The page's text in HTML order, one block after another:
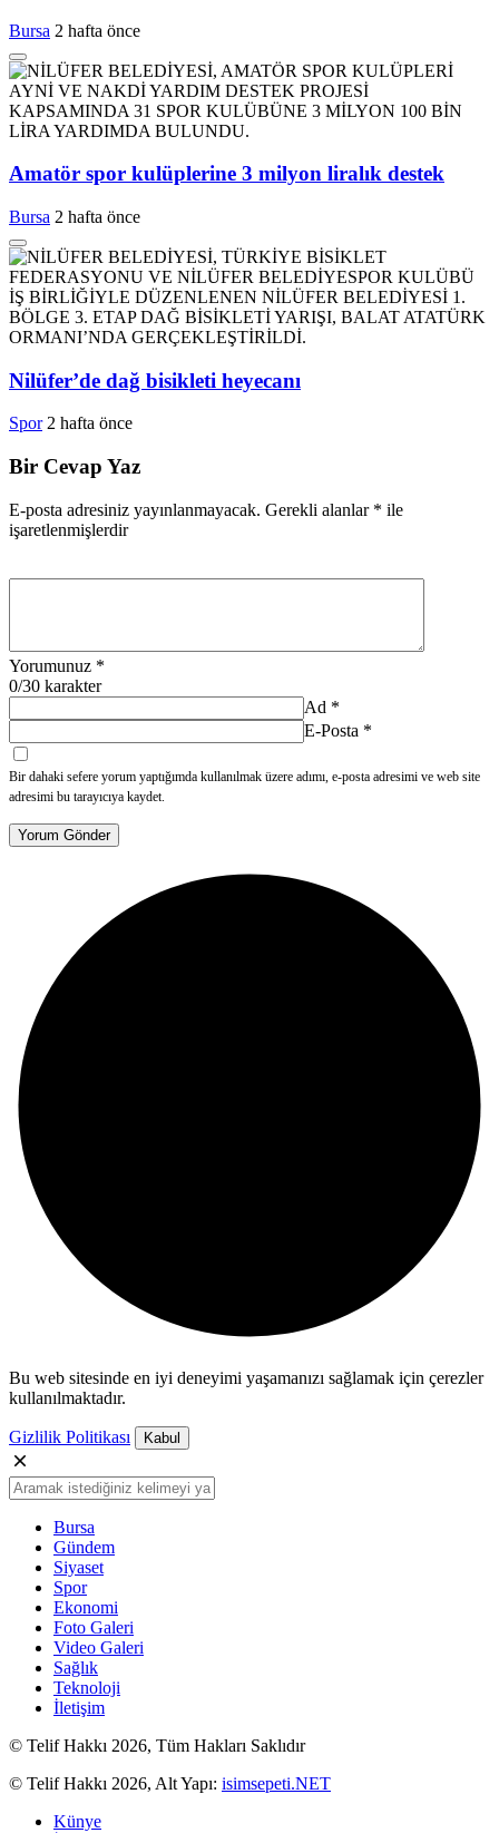
Bursa 2 hafta önce
Amatör spor kulüplerine 3 milyon liralık destek
Bursa 2 hafta önce
Nilüfer’de dağ bisikleti heyecanı
Spor 2 hafta önce
Bir Cevap Yaz
E-posta adresiniz yayınlanmayacak. Gerekli alanlar * ile
işaretlenmişlerdir
Yorumunuz *
0/30 karakter
Ad *
E-Posta *
Bir dahaki sefere yorum yaptığımda kullanılmak üzere adımı, e-posta adresimi ve web site
adresimi bu tarayıcıya kaydet.
Yorum Gönder
Bu web sitesinde en iyi deneyimi yaşamanızı sağlamak için çerezler
kullanılmaktadır.
Gizlilik Politikası Kabul
Bursa
Gündem
Siyaset
Spor
Ekonomi
Foto Galeri
Video Galeri
Sağlık
Teknoloji
İletişim
© Telif Hakkı 2026, Tüm Hakları Saklıdır
© Telif Hakkı 2026, Alt Yapı: isimsepeti.NET
Künye